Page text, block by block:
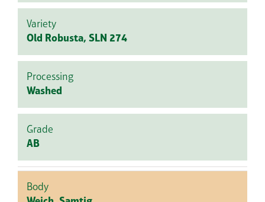
Variety
Old Robusta, SLN 274
Processing
Washed
Grade
AB
Body